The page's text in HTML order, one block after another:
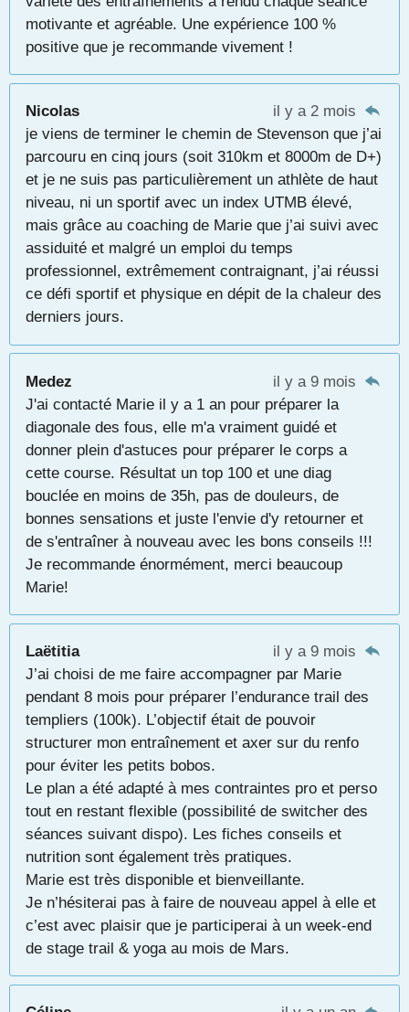
motivante et agréable. Une expérience 100 %
positive que je recommande vivement !
Nicolas
il y a 2 mois
je viens de terminer le chemin de Stevenson que j’ai
parcouru en cinq jours (soit 310km et 8000m de D+)
et je ne suis pas particulièrement un athlète de haut
niveau, ni un sportif avec un index UTMB élevé,
mais grâce au coaching de Marie que j’ai suivi avec
assiduité et malgré un emploi du temps
professionnel, extrêmement contraignant, j’ai réussi
ce défi sportif et physique en dépit de la chaleur des
derniers jours.
Medez
il y a 9 mois
J'ai contacté Marie il y a 1 an pour préparer la
diagonale des fous, elle m'a vraiment guidé et
donner plein d'astuces pour préparer le corps a
cette course. Résultat un top 100 et une diag
bouclée en moins de 35h, pas de douleurs, de
bonnes sensations et juste l'envie d'y retourner et
de s'entraîner à nouveau avec les bons conseils !!!
Je recommande énormément, merci beaucoup
Marie!
Laëtitia
il y a 9 mois
J’ai choisi de me faire accompagner par Marie
pendant 8 mois pour préparer l’endurance trail des
templiers (100k). L’objectif était de pouvoir
structurer mon entraînement et axer sur du renfo
pour éviter les petits bobos.
Le plan a été adapté à mes contraintes pro et perso
tout en restant flexible (possibilité de switcher des
séances suivant dispo). Les fiches conseils et
nutrition sont également très pratiques.
Marie est très disponible et bienveillante.
Je n’hésiterai pas à faire de nouveau appel à elle et
c’est avec plaisir que je participerai à un week-end
de stage trail & yoga au mois de Mars.